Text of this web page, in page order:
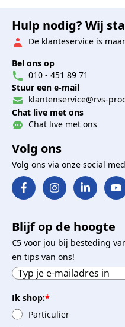
Hulp nodig? Wij
De klanteservice is
Bel ons op
010 - 451 89 71
Stuur een e-mail
klantenservice@rvs-
Chat live met ons
Chat live met ons
Volg ons
Volg ons via onze social
Blijf op de hoogte
€5 voor jou bij besteding
en tips van ons!
Ik shop:*
Particulier